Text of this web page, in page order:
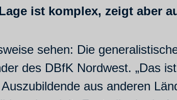
ist komplex, zeigt aber
sehen: Die
des DBfK Nordwest. „Das
aus anderen